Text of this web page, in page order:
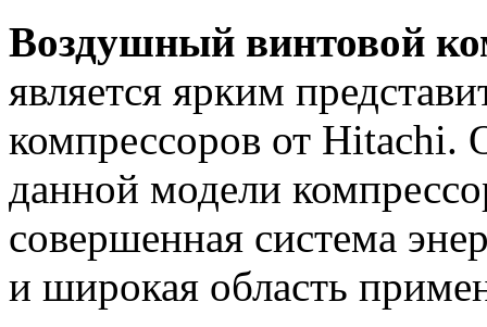
Воздушный винтовой
является ярким
компрессоров от Hitachi.
данной модели
совершенная система
и широкая область